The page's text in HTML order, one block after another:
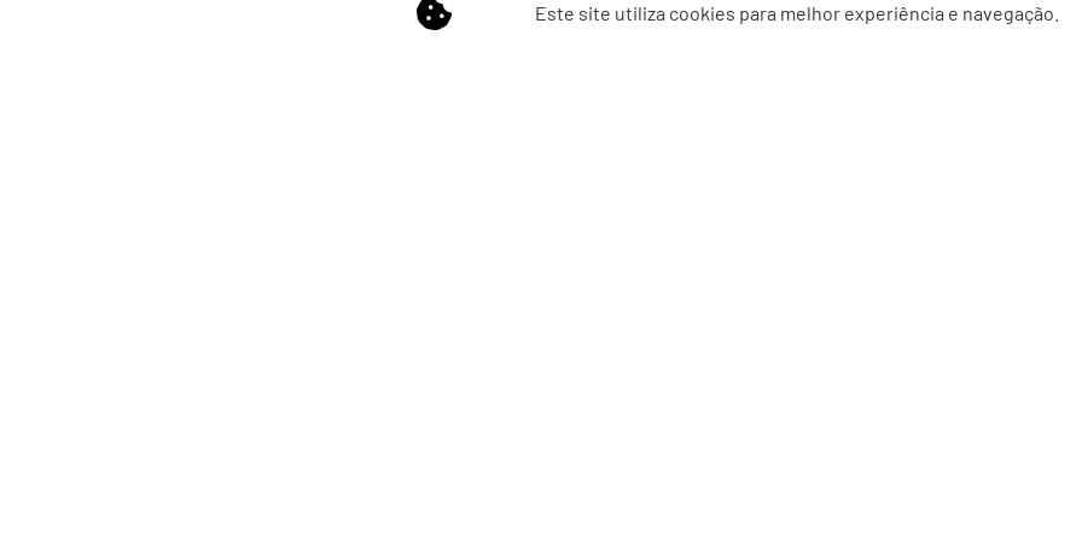
Este site utiliza cookies para melhor experiência e navegação.